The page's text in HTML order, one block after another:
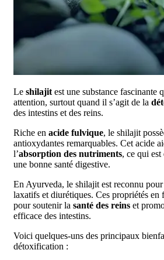
Le shilajit est une substance fascinante
attention, surtout quand il s’agit de la
des intestins et des reins.
Riche en acide fulvique, le shilajit
antioxydantes remarquables. Cet acide
l’absorption des nutriments, ce qui
une bonne santé digestive.
En Ayurveda, le shilajit est reconnu pour
laxatifs et diurétiques. Ces propriétés
pour soutenir la santé des reins et
efficace des intestins.
Voici quelques-uns des principaux
détoxification :